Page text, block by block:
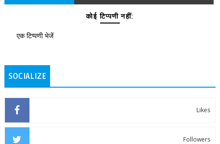
कोई टिप्पणी नहीं:
एक टिप्पणी भेजें
SOCIALIZE
Likes
Followers